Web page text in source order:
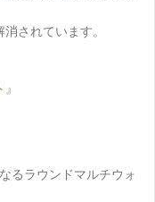
されています。
るラウンドマルチウォ